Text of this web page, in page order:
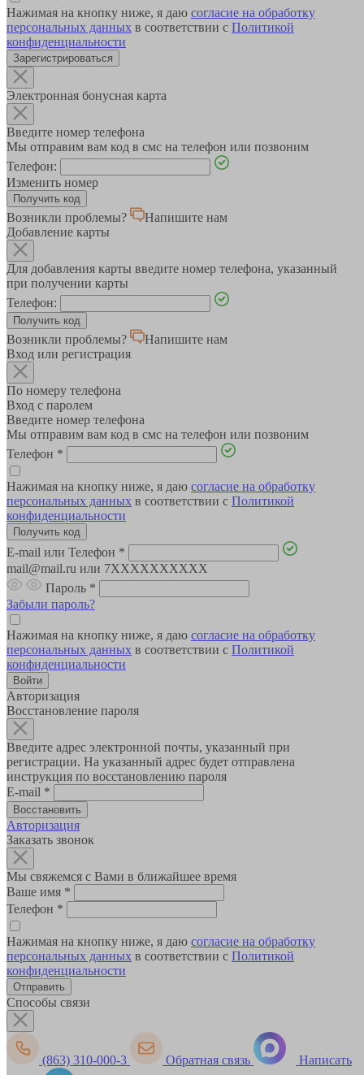
Нажимая на кнопку ниже, я даю согласие на обработку
персональных данных в соответствии с Политикой
конфиденциальности
Зарегистрироваться
Электронная бонусная карта
Введите номер телефона
Мы отправим вам код в смс на телефон или позвоним
Телефон:
Изменить номер
Возникли проблемы?
Напишите нам
Добавление карты
Для добавления карты введите номер телефона, указанный
при получении карты
Телефон:
Возникли проблемы?
Напишите нам
Вход или регистрация
По номеру телефона
Вход с паролем
Введите номер телефона
Мы отправим вам код в смс на телефон или позвоним
Телефон *
Нажимая на кнопку ниже, я даю согласие на обработку
персональных данных в соответствии с Политикой
конфиденциальности
E-mail или Телефон *
mail@mail.ru или 7XXXXXXXXXX
Пароль *
Забыли пароль?
Нажимая на кнопку ниже, я даю согласие на обработку
персональных данных в соответствии с Политикой
конфиденциальности
Авторизация
Восстановление пароля
Введите адрес электронной почты, указанный при
регистрации. На указанный адрес будет отправлена
инструкция по восстановлению пароля
E-mail *
Авторизация
Заказать звонок
Мы свяжемся с Вами в ближайшее время
Ваше имя *
Телефон *
Нажимая на кнопку ниже, я даю согласие на обработку
персональных данных в соответствии с Политикой
конфиденциальности
Способы связи
(863) 310-000-3 Обратная связь Написать